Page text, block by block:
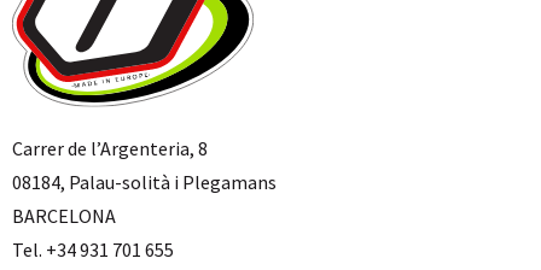
Carrer de l’Argenteria, 8
08184, Palau-solità i Plegamans
BARCELONA
Tel. +34 931 701 655